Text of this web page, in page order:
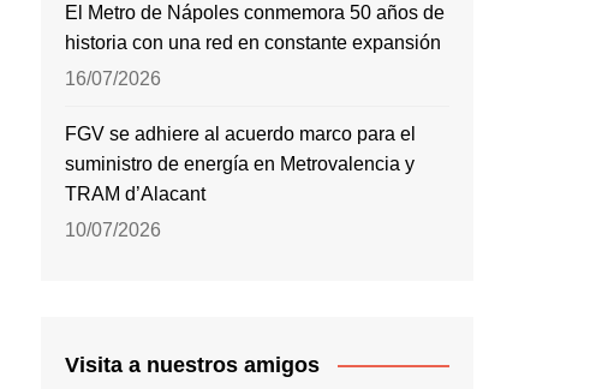
El Metro de Nápoles conmemora 50 años de
historia con una red en constante expansión
16/07/2026
FGV se adhiere al acuerdo marco para el
suministro de energía en Metrovalencia y
TRAM d’Alacant
10/07/2026
Visita a nuestros amigos